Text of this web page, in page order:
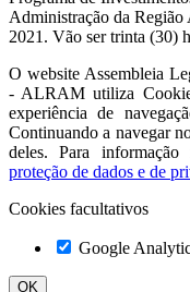
Administração da
2021. Vão ser trinta (30)
O website Assembleia
- ALRAM utiliza
experiência de
Continuando a navegar
deles. Para informação
proteção de dados e de
Cookies facultativos
Google